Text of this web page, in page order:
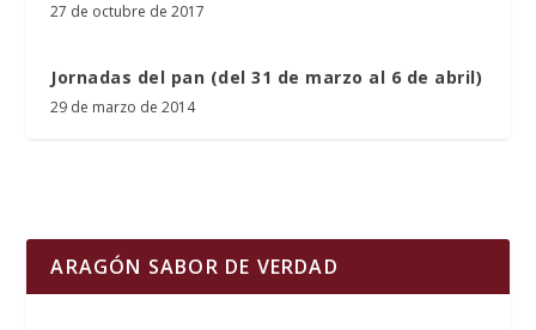
27 de octubre de 2017
Jornadas del pan (del 31 de marzo al 6 de abril)
29 de marzo de 2014
ARAGÓN SABOR DE VERDAD